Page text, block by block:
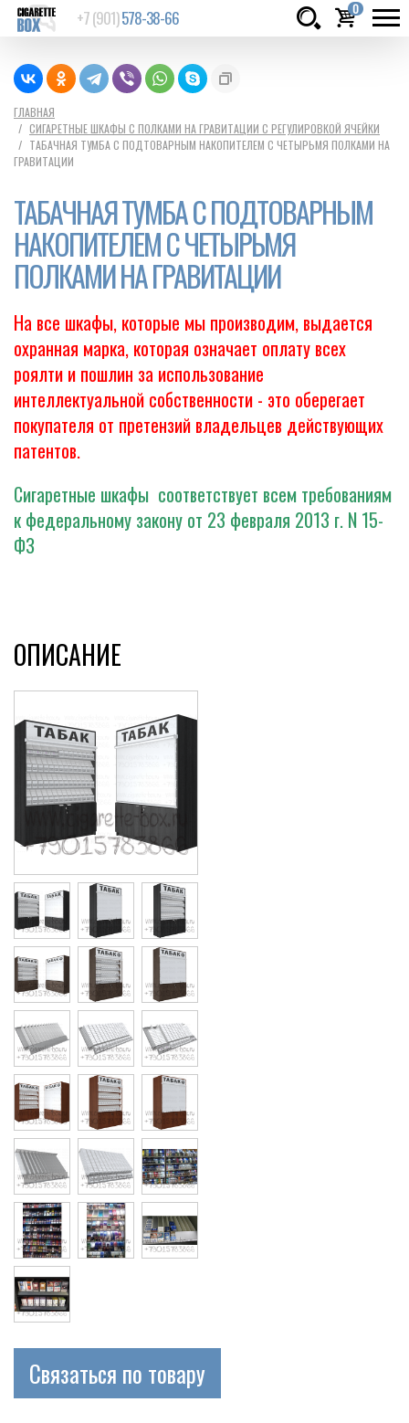
Cigarette
+7 (901)578-38-66 0
руб.
ГЛАВНАЯ
СИГАРЕТНЫЕ ШКАФЫ С ПОЛКАМИ НА ГРАВИТАЦИИ С РЕГУЛИРОВКОЙ ЯЧЕЙКИ
ТАБАЧНАЯ ТУМБА С ПОДТОВАРНЫМ НАКОПИТЕЛЕМ С ЧЕТЫРЬМЯ ПОЛКАМИ НА
ГРАВИТАЦИИ
ТАБАЧНАЯ ТУМБА С ПОДТОВАРНЫМ
НАКОПИТЕЛЕМ С ЧЕТЫРЬМЯ
ПОЛКАМИ НА ГРАВИТАЦИИ
На все шкафы, которые мы производим, выдается
охранная марка, которая означает оплату всех
роялти и пошлин за использование
интеллектуальной собственности - это оберегает
покупателя от претензий владельцев действующих
патентов.
Сигаретные шкафы соответствует всем требованиям
к федеральному закону от 23 февраля 2013 г. N 15-
ФЗ
ОПИСАНИЕ
Связаться по товару